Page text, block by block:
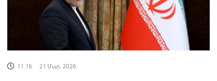
11:16 21 Մար, 2026